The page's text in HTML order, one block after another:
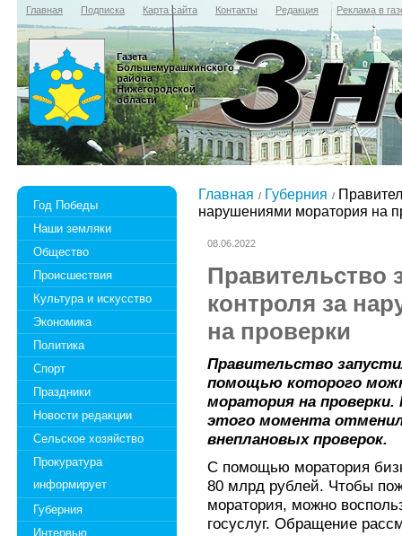
Главная Подписка Карта сайта Контакты Редакция Реклама в
Газета
Большемурашкинского
района
Нижегородской
области
Год Победы
Наши земляки
Общество
Происшествия
Культура и искусство
Экономика
Политика
Спорт
Праздники
Новости редакции
Сельское хозяйство
Прокуратура
информирует
Губерния
Интервью
Главная Губерния
нарушениями моратория на
08.06.2022
Правительство
контроля за
на проверки
Правительство
помощью которого
моратория на
этого момента
внеплановых проверок.
С помощью моратория
80 млрд рублей. Чтобы
моратория, можно
госуслуг. Обращение